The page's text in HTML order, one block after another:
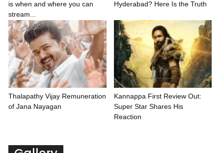
is when and where you can
stream...
Hyderabad? Here Is the Truth
Thalapathy Vijay Remuneration
of Jana Nayagan
Kannappa First Review Out:
Super Star Shares His
Reaction